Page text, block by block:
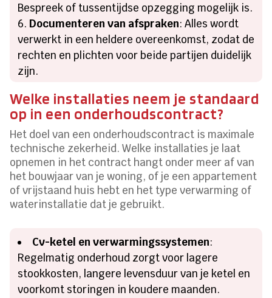
Bespreek of tussentijdse opzegging mogelijk is.
Documenteren van afspraken: Alles wordt
verwerkt in een heldere overeenkomst, zodat de
rechten en plichten voor beide partijen duidelijk
zijn.
Welke installaties neem je standaard
op in een onderhoudscontract?
Het doel van een onderhoudscontract is maximale
technische zekerheid. Welke installaties je laat
opnemen in het contract hangt onder meer af van
het bouwjaar van je woning, of je een appartement
of vrijstaand huis hebt en het type verwarming of
waterinstallatie dat je gebruikt.
Cv-ketel en verwarmingssystemen:
Regelmatig onderhoud zorgt voor lagere
stookkosten, langere levensduur van je ketel en
voorkomt storingen in koudere maanden.